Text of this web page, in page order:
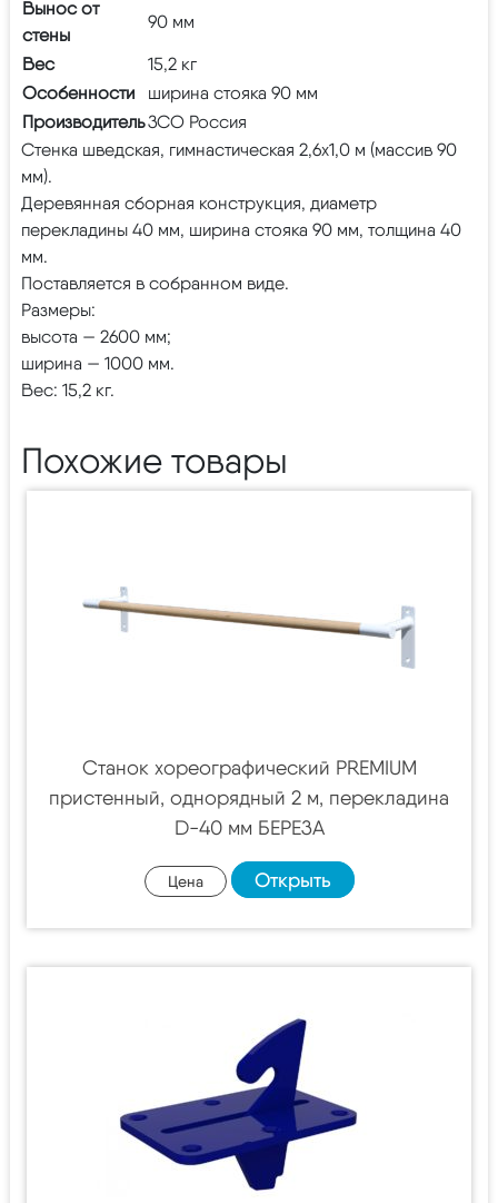
Вынос от
стены
90 мм
Вес
15,2 кг
Особенности
ширина стояка 90 мм
ПроизводительЗСО Россия
Стенка шведская, гимнастическая 2,6х1,0 м (массив 90
мм).
Деревянная сборная конструкция, диаметр
перекладины 40 мм, ширина стояка 90 мм, толщина 40
мм.
Поставляется в собранном виде.
Размеры:
высота — 2600 мм;
ширина — 1000 мм.
Вес: 15,2 кг.
Похожие товары
Станок хореографический PREMIUM
пристенный, однорядный 2 м, перекладина
D-40 мм БЕРЕЗА
Цена Открыть